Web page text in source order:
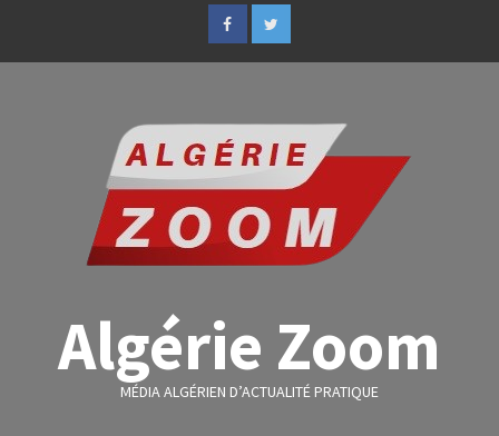
Algérie Zoom
MÉDIA ALGÉRIEN D’ACTUALITÉ PRATIQUE